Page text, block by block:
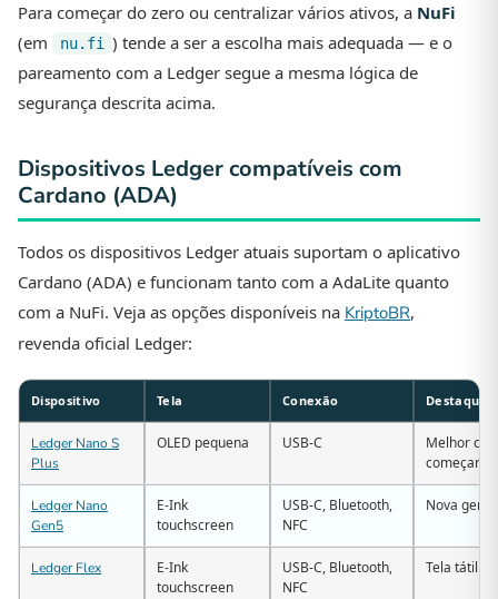
Para começar do zero ou centralizar vários ativos, a NuFi
(em
nu.fi ) tende a ser a escolha mais adequada — e o
pareamento com a Ledger segue a mesma lógica de
segurança descrita acima.
Dispositivos Ledger compatíveis com
Cardano (ADA)
Todos os dispositivos Ledger atuais suportam o aplicativo
Cardano (ADA) e funcionam tanto com a AdaLite quanto
com a NuFi. Veja as opções disponíveis na KriptoBR,
revenda oficial Ledger:
Dispositivo Tela Conexão Destaque
Ledger Nano S
Plus
OLED pequena USB-C
Melhor
começar
Ledger Nano
Gen5
E-Ink
touchscreen
USB-C, Bluetooth,
NFC
Nova
Ledger Flex
E-Ink
touchscreen
USB-C, Bluetooth,
NFC
Tela tátil